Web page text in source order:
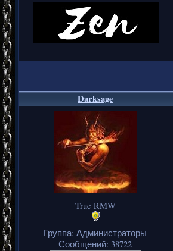
Darksage
True RMW
Группа: Администраторы
Сообщений: 38722